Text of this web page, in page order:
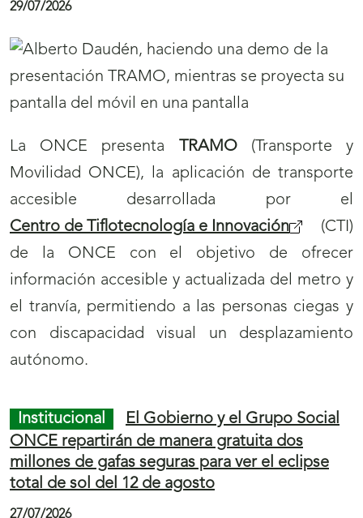
t
i
s
t
i
s
29/07/2026
La ONCE presenta TRAMO(Transporte y
Movilidad ONCE), la aplicación de transporte
accesible desarrollada por el
Centro de Tiflotecnología e Innovación
(CTI)
de la ONCE con el objetivo de ofrecer
información accesible y actualizada del metro y
el tranvía, permitiendo a las personas ciegas y
con discapacidad visual un desplazamiento
autónomo.
Institucional
El Gobierno y el Grupo Social
ONCE repartirán de manera gratuita dos
millones de gafas seguras para ver el eclipse
total de sol del 12 de agosto
27/07/2026